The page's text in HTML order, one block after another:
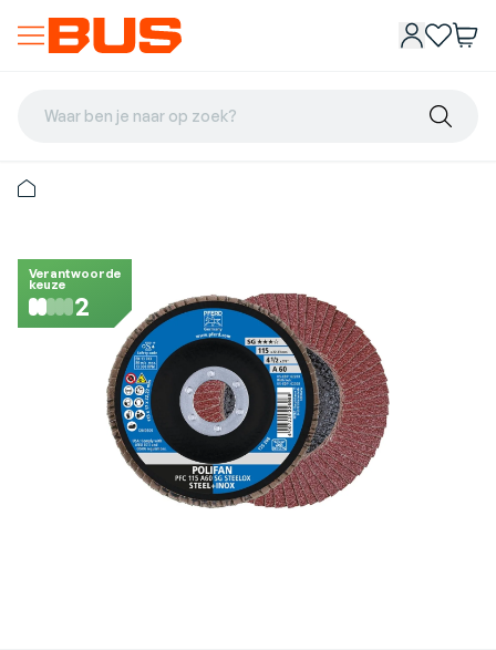
Waar ben je naar op zoek?
Verantwoorde
keuze
2